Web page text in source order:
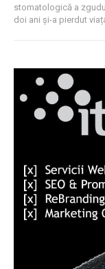
stomatologică a
doi ani și-a pierdut